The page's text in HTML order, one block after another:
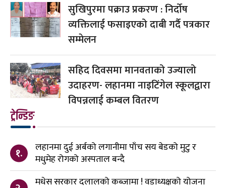
सुखिपुरमा पक्राउ प्रकरण : निर्दोष
व्यक्तिलाई फसाइएको दाबी गर्दै पत्रकार
सम्मेलन
सहिद दिवसमा मानवताको उज्यालो
उदाहरण- लहानमा नाइटिंगेल स्कूलद्वारा
विपन्नलाई कम्बल वितरण
ट्रेन्डिङ
१.
लहानमा दुई अर्बको लगानीमा पाँच सय बेडको मुटु र
मधुमेह रोगको अस्पताल बन्दै
मधेस सरकार दलालको कब्जामा ! वडाध्यक्षको योजना